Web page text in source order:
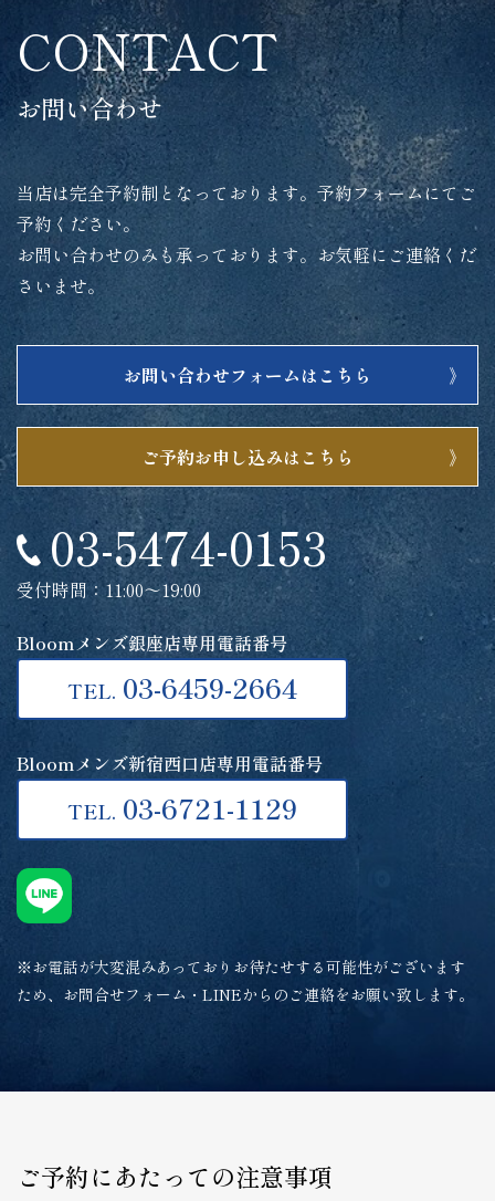
CONTACT
お問い合わせ
当店は完全予約制となっております。予約フォームにてご
予約ください。
お問い合わせのみも承っております。お気軽にご連絡くだ
さいませ。
お問い合わせフォームはこちら
ご予約お申し込みはこちら
03-5474-0153
受付時間：11:00～19:00
Bloomメンズ銀座店専用電話番号
TEL. 03-6459-2664
Bloomメンズ新宿西口店専用電話番号
TEL. 03-6721-1129
※お電話が大変混みあっておりお待たせする可能性がございます
ため、お問合せフォーム・LINEからのご連絡をお願い致します。
ご予約にあたっての注意事項